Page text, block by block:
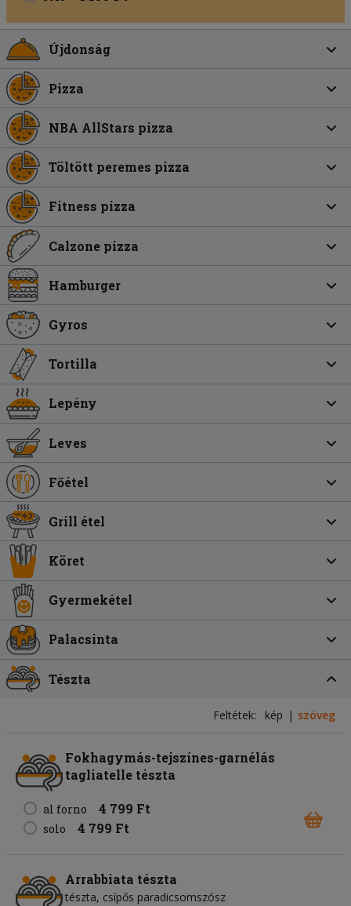
Újdonság
Pizza
NBA AllStars pizza
Töltött peremes pizza
Fitness pizza
Calzone pizza
Hamburger
Gyros
Tortilla
Lepény
Leves
Főétel
Grill étel
Köret
Gyermekétel
Palacsinta
Tészta
Feltétek: kép szöveg
Fokhagymás-tejszínes-garnélás
tagliatelle tészta
al forno 4 799 Ft
solo 4 799 Ft
Arrabbiata tészta
tészta csípős paradicsomszósz